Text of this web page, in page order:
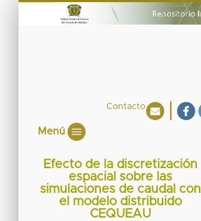
Contacto
Menú
Efecto de la discretización
espacial sobre las
simulaciones de caudal con
el modelo distribuido
CEQUEAU